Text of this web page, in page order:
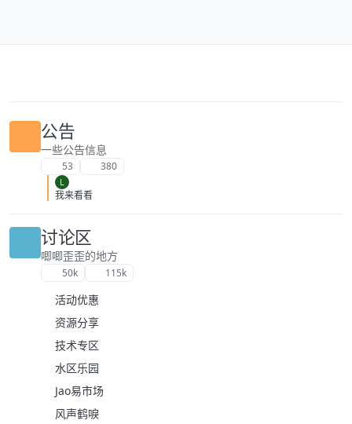
公告
一些公告信息
53 380
L
我来看看
讨论区
唧唧歪歪的地方
50k 115k
活动优惠
资源分享
技术专区
水区乐园
Jao易市场
风声鹤唳